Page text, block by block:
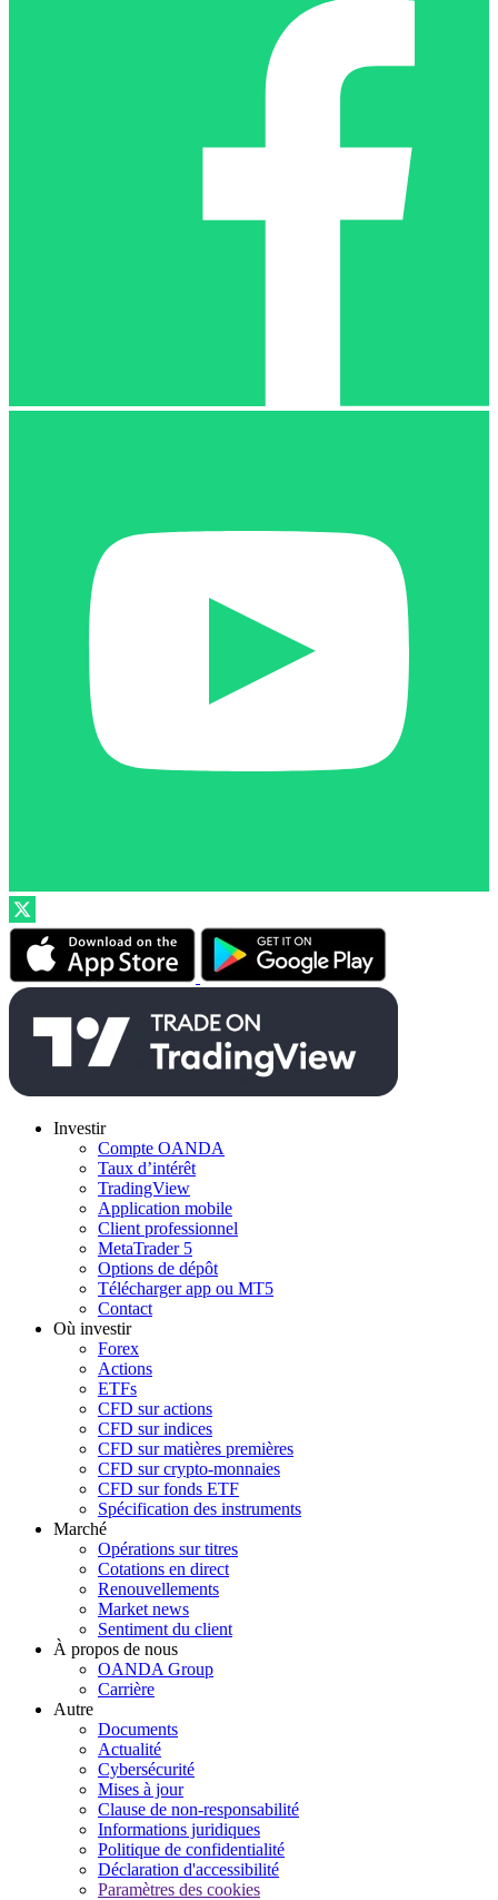
Investir
Compte OANDA
Taux d’intérêt
TradingView
Application mobile
Client professionnel
MetaTrader 5
Options de dépôt
Télécharger app ou MT5
Contact
Où investir
Forex
Actions
ETFs
CFD sur actions
CFD sur indices
CFD sur matières premières
CFD sur crypto-monnaies
CFD sur fonds ETF
Spécification des instruments
Marché
Opérations sur titres
Cotations en direct
Renouvellements
Market news
Sentiment du client
À propos de nous
OANDA Group
Carrière
Autre
Documents
Actualité
Cybersécurité
Mises à jour
Clause de non-responsabilité
Informations juridiques
Politique de confidentialité
Déclaration d'accessibilité
Paramètres des cookies